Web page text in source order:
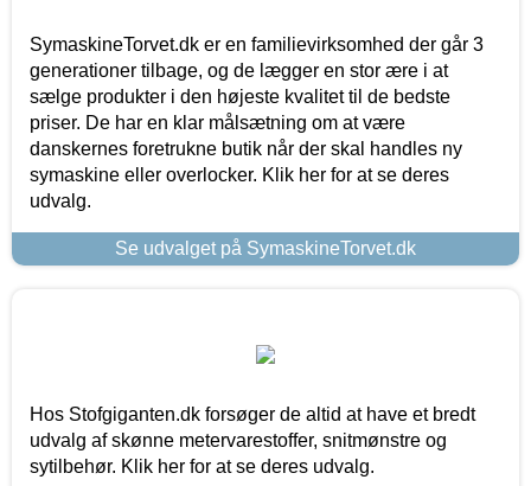
SymaskineTorvet.dk er en familievirksomhed der går 3
generationer tilbage, og de lægger en stor ære i at
sælge produkter i den højeste kvalitet til de bedste
priser. De har en klar målsætning om at være
danskernes foretrukne butik når der skal handles ny
symaskine eller overlocker. Klik her for at se deres
udvalg.
Se udvalget på SymaskineTorvet.dk
Hos Stofgiganten.dk forsøger de altid at have et bredt
udvalg af skønne metervarestoffer, snitmønstre og
sytilbehør. Klik her for at se deres udvalg.